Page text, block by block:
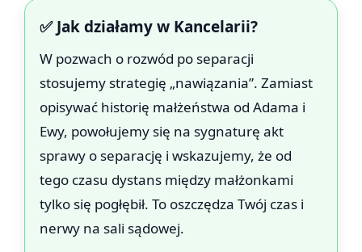
✅ Jak działamy w Kancelarii?
W pozwach o rozwód po separacji
stosujemy strategię „nawiązania”. Zamiast
opisywać historię małżeństwa od Adama i
Ewy, powołujemy się na sygnaturę akt
sprawy o separację i wskazujemy, że od
tego czasu dystans między małżonkami
tylko się pogłębił. To oszczędza Twój czas i
nerwy na sali sądowej.